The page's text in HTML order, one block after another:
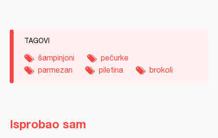
TAGOVI
šampinjoni
pečurke
parmezan
piletina brokoli
Isprobao sam